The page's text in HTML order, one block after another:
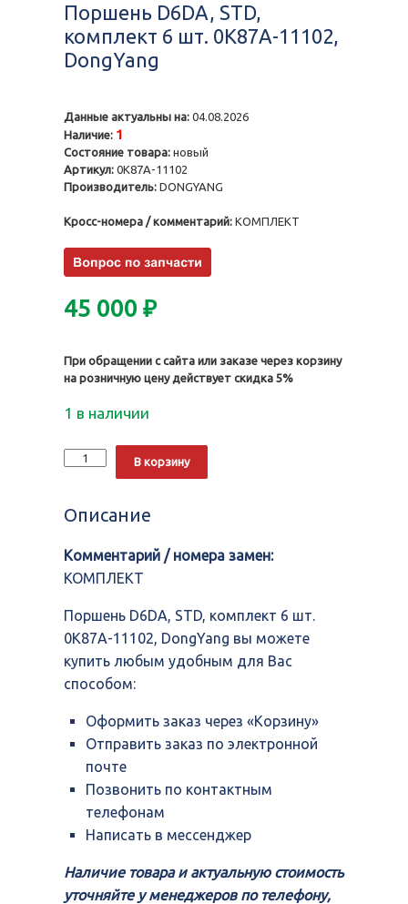
Поршень D6DA, STD,
комплект 6 шт. 0K87A-11102,
DongYang
Данные актуальны на: 04.08.2026
Наличие: 1
Состояние товара: новый
Артикул: 0K87A-11102
Производитель: DONGYANG
Кросс-номера / комментарий: КОМПЛЕКТ
45 000 ₽
При обращении с сайта или заказе через корзину
на розничную цену действует скидка 5%
1 в наличии
Количество
Поршень
комплект
шт.
0K87A-
DongYang
В корзину
Описание
Комментарий / номера замен:
КОМПЛЕКТ
Поршень D6DA, STD, комплект 6 шт.
0K87A-11102, DongYang вы можете
купить любым удобным для Вас
способом:
Оформить заказ через «Корзину»
Отправить заказ по электронной
почте
Позвонить по контактным
телефонам
Написать в мессенджер
Наличие товара и актуальную стоимость
уточняйте у менеджеров по телефону,